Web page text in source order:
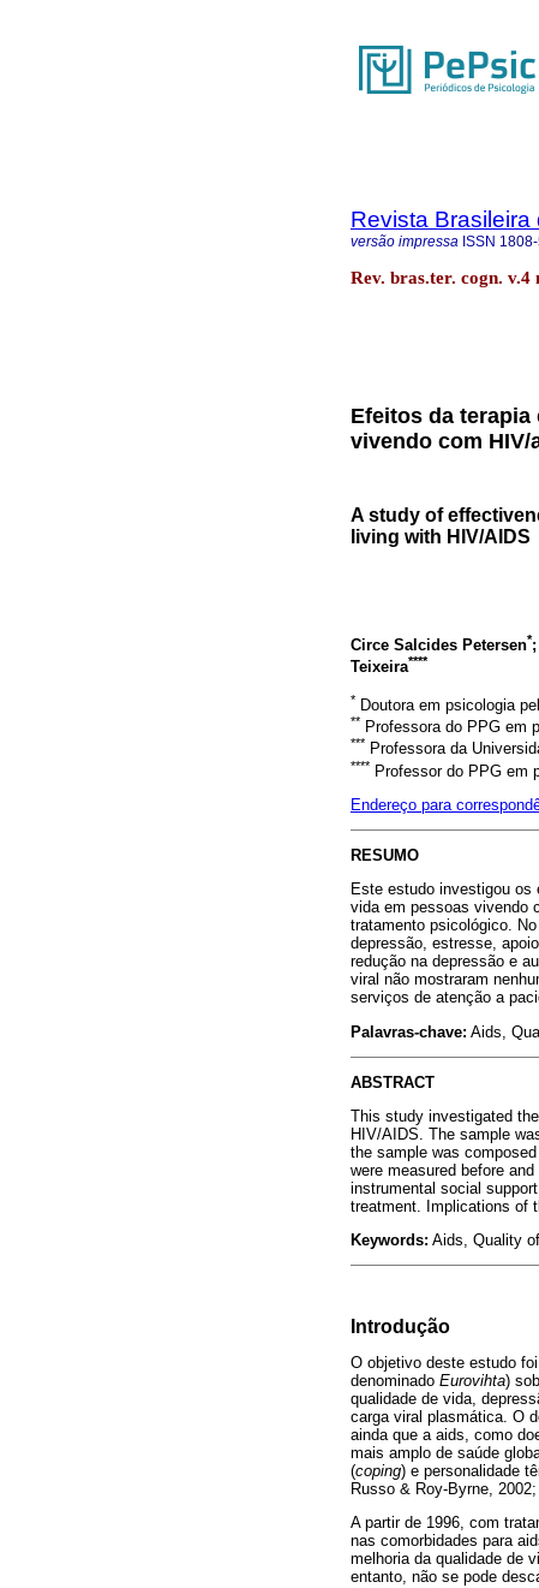
Revista Brasileira
versão impressa ISSN
Rev. bras.ter. cogn. v.4
Efeitos da
vivendo com HIV/
A study of
living with HIV/AIDS
Circe Salcides Petersen*
Teixeira****
* Doutora em psicologia
** Professora do PPG em
*** Professora da
**** Professor do PPG em
Endereço para
RESUMO
Este estudo investigou os
vida em pessoas vivendo
tratamento psicológico.
depressão, estresse,
redução na depressão e
viral não mostraram
serviços de atenção a
Palavras-chave: Aids,
ABSTRACT
This study investigated
HIV/AIDS. The sample
the sample was
were measured before
instrumental social
treatment. Implications of
Keywords: Aids, Quality
Introdução
O objetivo deste estudo
denominado Eurovihta)
qualidade de vida,
carga viral plasmática. O
ainda que a aids, como
mais amplo de saúde
(coping) e personalidade
Russo & Roy-Byrne,
A partir de 1996, com
nas comorbidades para
melhoria da qualidade de
entanto, não se pode